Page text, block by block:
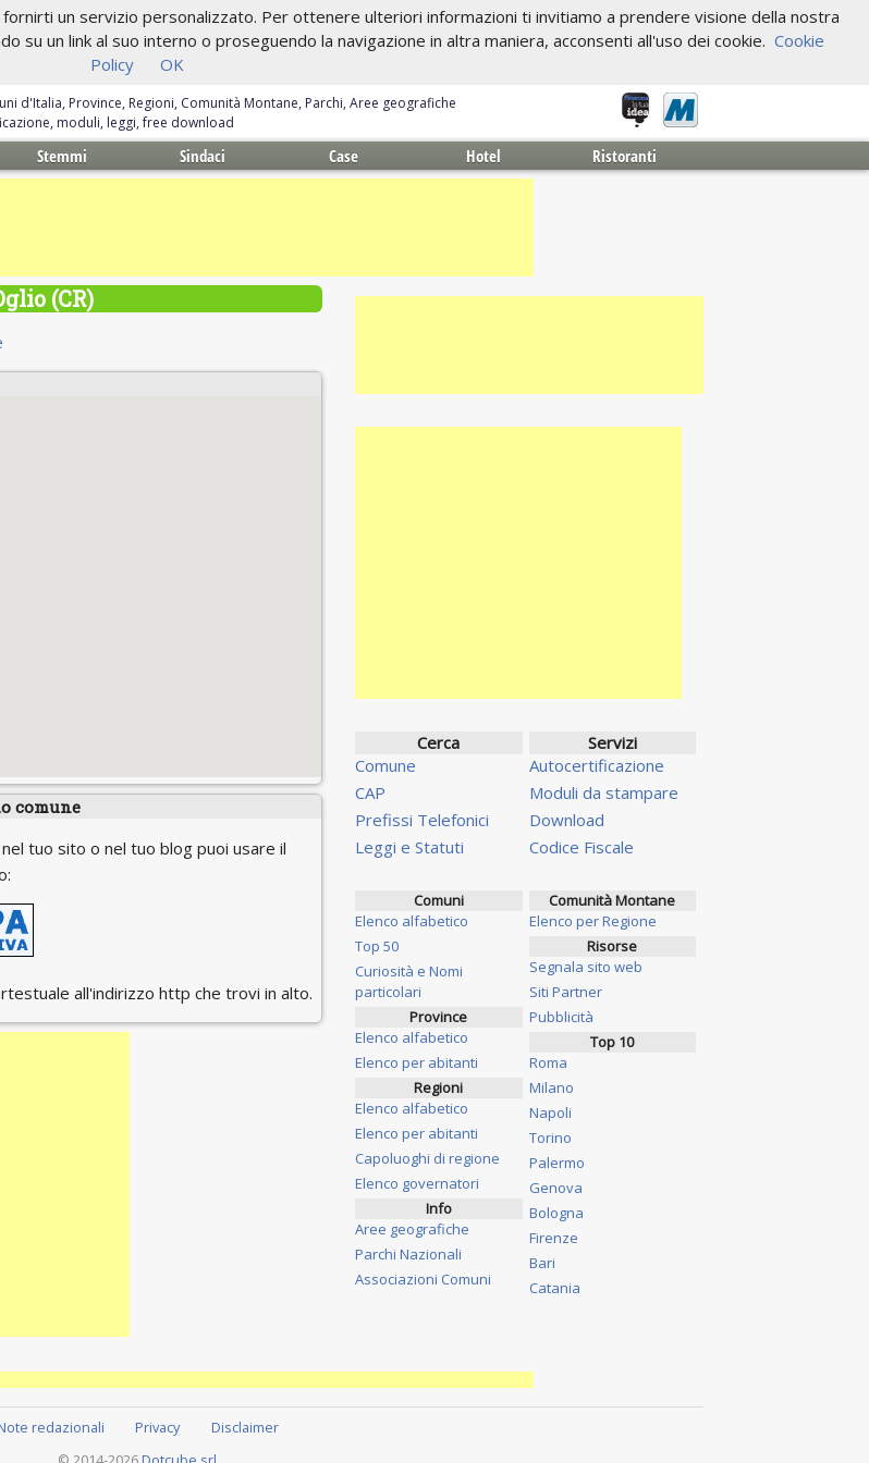
un servizio personalizzato. Per ottenere ulteriori informazioni ti invitiamo a prendere visione della nostra
su un link al suo interno o proseguendo la navigazione in altra maniera, acconsenti all'uso dei cookie. Cookie
Policy
OK
d'Italia, Province, Regioni, Comunità Montane, Parchi, Aree geografiche
moduli, leggi, free download
Stemmi Sindaci Case Hotel Ristoranti
(CR)
comune
tuo sito o nel tuo blog puoi usare il
all'indirizzo http che trovi in alto.
Cerca
Comune
CAP
Prefissi Telefonici
Leggi e Statuti
Servizi
Autocertificazione
Moduli da stampare
Download
Codice Fiscale
Comuni
Elenco alfabetico
Top 50
Curiosità e Nomi
particolari
Province
Elenco alfabetico
Elenco per abitanti
Regioni
Elenco alfabetico
Elenco per abitanti
Capoluoghi di regione
Elenco governatori
Info
Aree geografiche
Parchi Nazionali
Associazioni Comuni
Comunità Montane
Elenco per Regione
Risorse
Segnala sito web
Siti Partner
Pubblicità
Top 10
Roma
Milano
Napoli
Torino
Palermo
Genova
Bologna
Firenze
Bari
Catania
redazionali Privacy
Disclaimer